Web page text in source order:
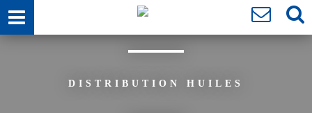
DISTRIBUTION HUILES